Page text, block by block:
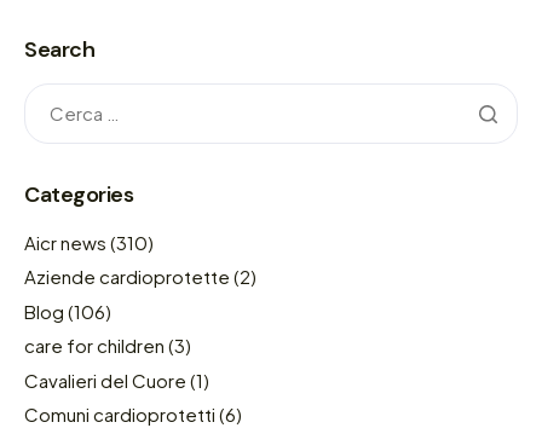
Search
Categories
Aicr news (310)
Aziende cardioprotette (2)
Blog (106)
care for children (3)
Cavalieri del Cuore (1)
Comuni cardioprotetti (6)